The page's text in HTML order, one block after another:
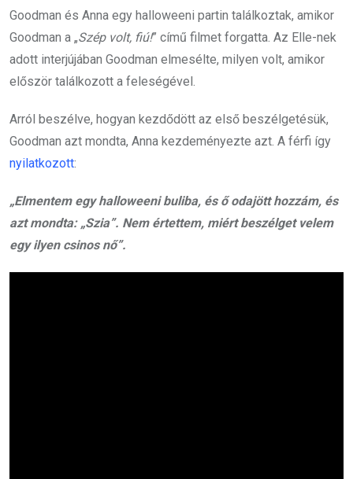
Goodman és Anna egy halloweeni partin találkoztak, amikor
Goodman a „Szép volt, fiú!” című filmet forgatta. Az Elle-nek
adott interjújában Goodman elmesélte, milyen volt, amikor
először találkozott a feleségével.
Arról beszélve, hogyan kezdődött az első beszélgetésük,
Goodman azt mondta, Anna kezdeményezte azt. A férfi így
nyilatkozott:
„Elmentem egy halloweeni buliba, és ő odajött hozzám, és
azt mondta: „Szia”. Nem értettem, miért beszélget velem
egy ilyen csinos nő”.